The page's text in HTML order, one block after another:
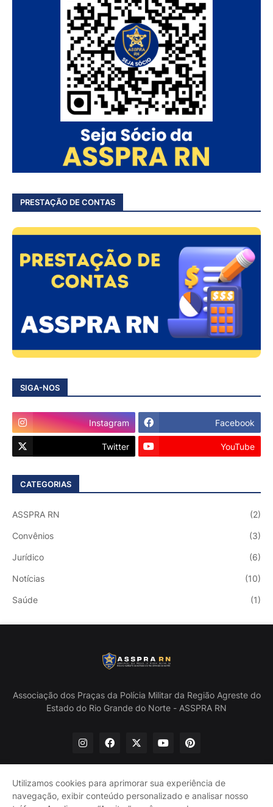
PRESTAÇÃO DE CONTAS
SIGA-NOS
Instagram Facebook
Twitter YouTube
CATEGORIAS
ASSPRA RN (2)
Convênios (3)
Jurídico (6)
Notícias (10)
Saúde (1)
Associação dos Praças da Polícia Militar da Região Agreste do
Estado do Rio Grande do Norte - ASSPRA RN
Início Quem Somos Política de Privacidade
Utilizamos cookies para aprimorar sua experiência de
navegação, exibir conteúdo personalizado e analisar nosso